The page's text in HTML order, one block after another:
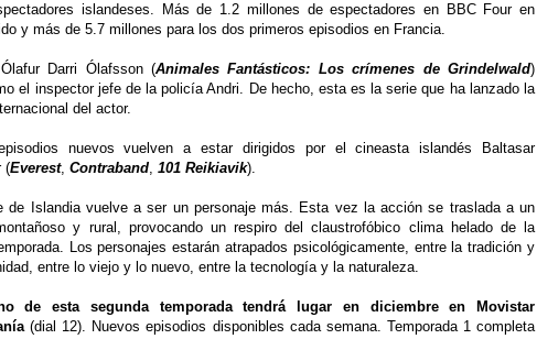
islandeses. Más de 1.2 millones de espectadores en BBC Four en
y más de 5.7 millones para los dos primeros episodios en Francia.
Darri Ólafsson (Animales Fantásticos: Los crímenes de Grindelwald)
el inspector jefe de la policía Andri. De hecho, esta es la serie que ha lanzado la
del actor.
nuevos vuelven a estar dirigidos por el cineasta islandés Baltasar
(Everest, Contraband, 101 Reikiavik).
de Islandia vuelve a ser un personaje más. Esta vez la acción se traslada a un
y rural, provocando un respiro del claustrofóbico clima helado de la
Los personajes estarán atrapados psicológicamente, entre la tradición y
entre lo viejo y lo nuevo, entre la tecnología y la naturaleza.
de esta segunda temporada tendrá lugar en diciembre en Movistar
(dial 12). Nuevos episodios disponibles cada semana. Temporada 1 completa